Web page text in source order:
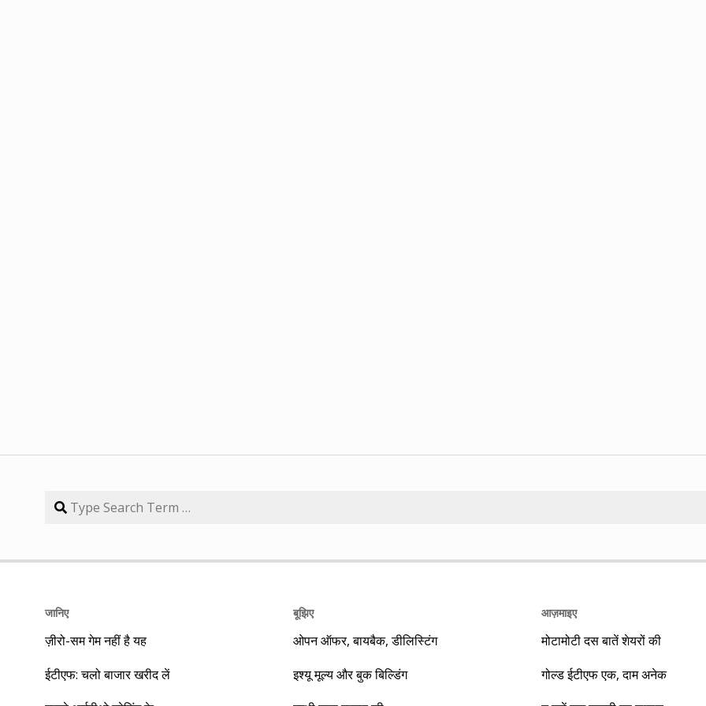
जानिए
ज़ीरो-सम गेम नहीं है यह
ईटीएफ: चलो बाजार खरीद लें
बूझिए
ओपन ऑफर, बायबैक, डीलिस्टिंग
इश्यू मूल्य और बुक बिल्डिंग
आज़माइए
मोटामोटी दस बातें शेयरों की
गोल्ड ईटीएफ एक, दाम अनेक